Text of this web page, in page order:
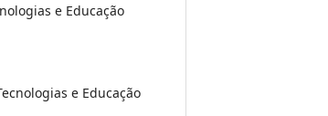
e Educação
e Educação